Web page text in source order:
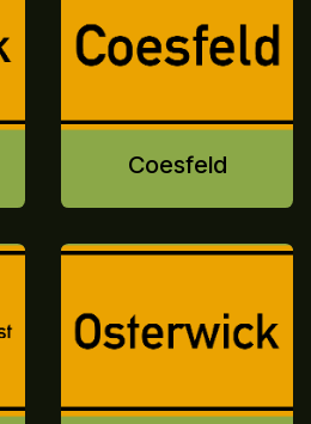
Coesfeld